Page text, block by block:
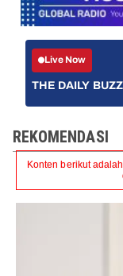
Live Now
THE DAILY